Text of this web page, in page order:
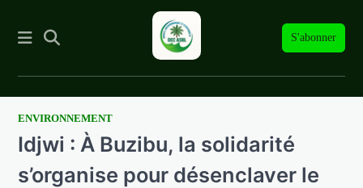
S'abonner
Skip
content
ENVIRONNEMENT
Idjwi : À Buzibu, la solidarité
s’organise pour désenclaver le